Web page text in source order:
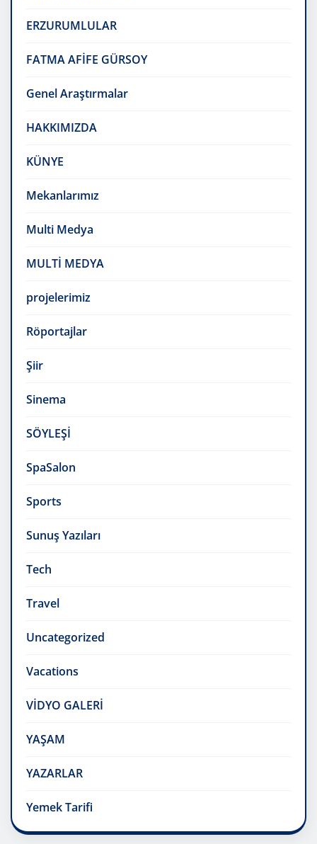
ERZURUMLULAR
FATMA AFİFE GÜRSOY
Genel Araştırmalar
HAKKIMIZDA
KÜNYE
Mekanlarımız
Multi Medya
MULTİ MEDYA
projelerimiz
Röportajlar
Şiir
Sinema
SÖYLEŞİ
SpaSalon
Sports
Sunuş Yazıları
Tech
Travel
Uncategorized
Vacations
VİDYO GALERİ
YAŞAM
YAZARLAR
Yemek Tarifi